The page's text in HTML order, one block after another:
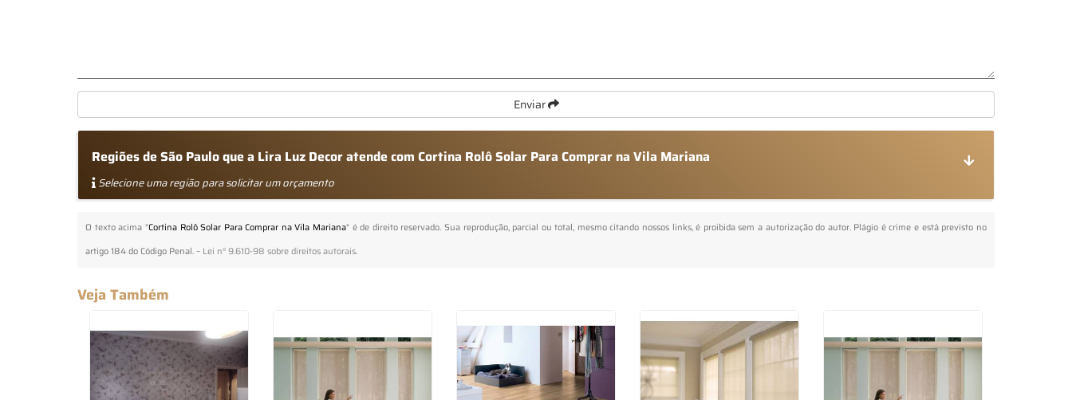
Enviar
Regiões de São Paulo que a Lira Luz Decor atende com Cortina Rolô Solar Para Comprar na Vila Mariana
Selecione uma região para solicitar um orçamento
O texto acima "Cortina Rolô Solar Para Comprar na Vila Mariana" é de direito reservado. Sua reprodução, parcial ou total, mesmo citando nossos links, é proibida sem a autorização do autor. Plágio é crime e está previsto no
artigo 184 do Código Penal. – Lei n° 9.610-98 sobre direitos autorais.
Veja Também